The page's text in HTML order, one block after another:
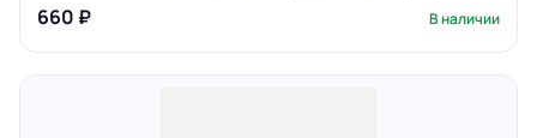
660 ₽ В наличии